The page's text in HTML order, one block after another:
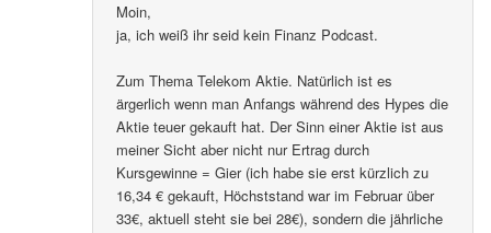
Moin,
ja, ich weiß ihr seid kein Finanz Podcast.
Zum Thema Telekom Aktie. Natürlich ist es
ärgerlich wenn man Anfangs während des Hypes die
Aktie teuer gekauft hat. Der Sinn einer Aktie ist aus
meiner Sicht aber nicht nur Ertrag durch
Kursgewinne = Gier (ich habe sie erst kürzlich zu
16,34 € gekauft, Höchststand war im Februar über
33€, aktuell steht sie bei 28€), sondern die jährliche